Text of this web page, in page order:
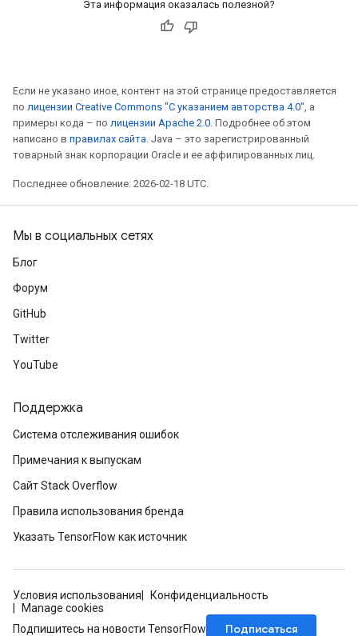
Эта информация оказалась полезной?
Если не указано иное, контент на этой странице предоставляется
по лицензии Creative Commons "С указанием авторства 4.0", а
примеры кода – по лицензии Apache 2.0. Подробнее об этом
написано в правилах сайта. Java – это зарегистрированный
товарный знак корпорации Oracle и ее аффилированных лиц.
Последнее обновление: 2026-02-18 UTC.
Мы в социальных сетях
Блог
Форум
GitHub
Twitter
YouTube
Поддержка
Система отслеживания ошибок
Примечания к выпускам
Сайт Stack Overflow
Правила использования бренда
Указать TensorFlow как источник
Условия использования
Конфиденциальность
Manage cookies
Подпишитесь на новости TensorFlow
Подписаться